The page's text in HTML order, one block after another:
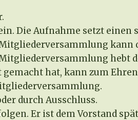
Die Aufnahme setzt
kann
hebt
gemacht hat, kann zum
durch Ausschluss.
Er ist dem Vorstand